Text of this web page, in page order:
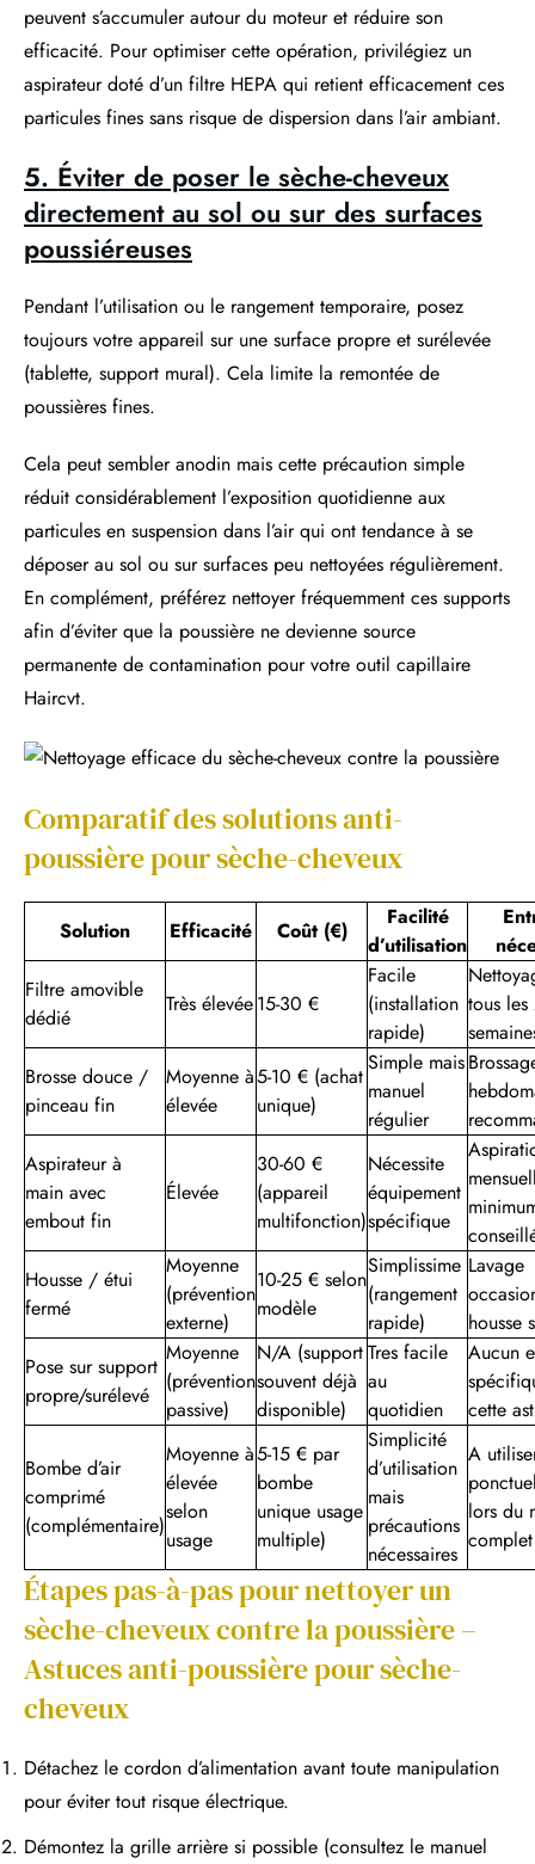
peuvent s’accumuler autour du moteur et réduire son
efficacité. Pour optimiser cette opération, privilégiez un
aspirateur doté d’un filtre HEPA qui retient efficacement ces
particules fines sans risque de dispersion dans l’air ambiant.
5. Éviter de poser le sèche-cheveux
directement au sol ou sur des surfaces
poussiéreuses
Pendant l’utilisation ou le rangement temporaire, posez
toujours votre appareil sur une surface propre et surélevée
(tablette, support mural). Cela limite la remontée de
poussières fines.
Cela peut sembler anodin mais cette précaution simple
réduit considérablement l’exposition quotidienne aux
particules en suspension dans l’air qui ont tendance à se
déposer au sol ou sur surfaces peu nettoyées régulièrement.
En complément, préférez nettoyer fréquemment ces supports
afin d’éviter que la poussière ne devienne source
permanente de contamination pour votre outil capillaire
Haircvt.
Comparatif des solutions anti-
poussière pour sèche-cheveux
Solution Efficacité Coût (€)
Facilité
d’utilisation
Filtre amovible
dédié
Très élevée15-30 €
Facile
(installation
rapide)
tous les
Brosse douce /
pinceau fin
Moyenne à
élevée
5-10 € (achat
unique)
Simple mais
manuel
régulier
Aspirateur à
main avec
embout fin
Élevée
30-60 €
(appareil
multifonction)
Nécessite
équipement
spécifique
Housse / étui
fermé
Moyenne
(prévention
externe)
10-25 € selon
modèle
Simplissime
(rangement
rapide)
Lavage
housse
Pose sur support
propre/surélevé
Moyenne
(prévention
passive)
N/A (support
souvent déjà
disponible)
Tres facile
au
quotidien
Aucun
cette
Bombe d’air
comprimé
(complémentaire)
Moyenne à
élevée
selon
usage
5-15 € par
bombe
unique usage
multiple)
Simplicité
d’utilisation
mais
précautions
nécessaires
A
lors du
complet
Étapes pas-à-pas pour nettoyer un
sèche-cheveux contre la poussière –
Astuces anti-poussière pour sèche-
cheveux
Détachez le cordon d’alimentation avant toute manipulation
pour éviter tout risque électrique.
Démontez la grille arrière si possible (consultez le manuel